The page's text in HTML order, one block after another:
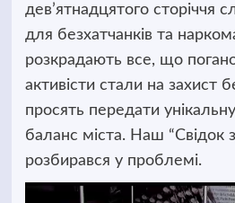
дев’ятнадцятого сторіччя
для безхатчанків та
розкрадають все, що
активісти стали на захист
просять передати
баланс міста. Наш “Свідок
розбирався у проблемі.
Відеопрогравач